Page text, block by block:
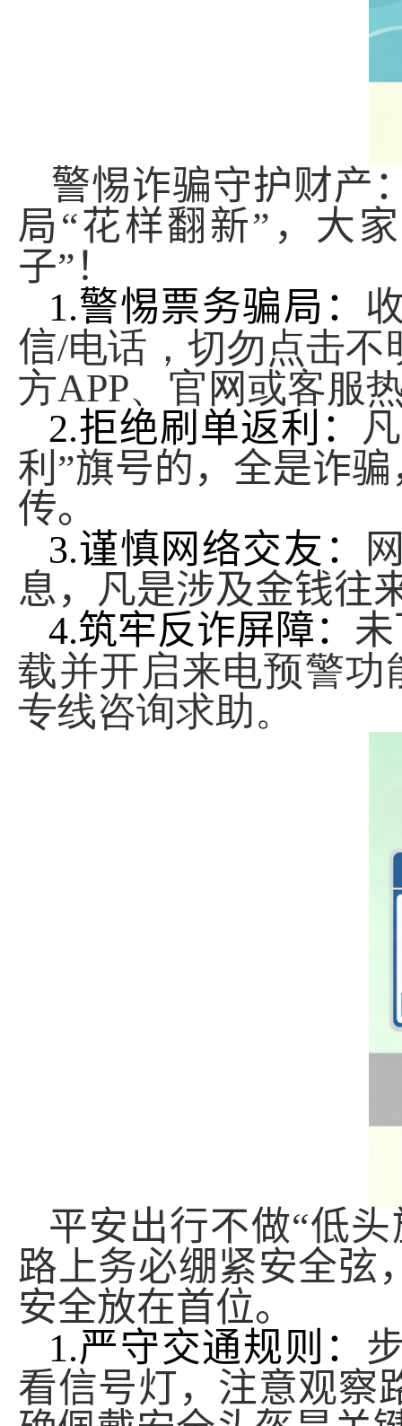
警惕诈骗守护财产
局“花样翻新”，大
子”！
1.警惕票务骗局：
信/电话，切勿点击
方APP、官网或客服
2.拒绝刷单返利：
利”旗号的，全是诈
传。
3.谨慎网络交友：
息，凡是涉及金钱往
4.筑牢反诈屏障：
载并开启来电预警
专线咨询求助。
平安出行不做“低头
路上务必绷紧安全弦
安全放在首位。
1.严守交通规则：
看信号灯，注意观察